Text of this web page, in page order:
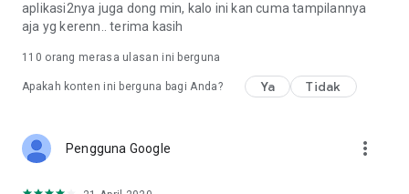
aplikasi2nya juga dong min, kalo ini kan cuma tampilannya
aja yg kerenn.. terima kasih
110 orang merasa ulasan ini berguna
Apakah konten ini berguna bagi Anda? Ya Tidak
Pengguna Google more_vert